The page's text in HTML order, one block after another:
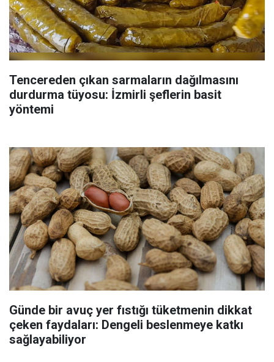
Tencereden çıkan sarmaların dağılmasını
durdurma tüyosu: İzmirli şeflerin basit
yöntemi
Günde bir avuç yer fıstığı tüketmenin dikkat
çeken faydaları: Dengeli beslenmeye katkı
sağlayabiliyor